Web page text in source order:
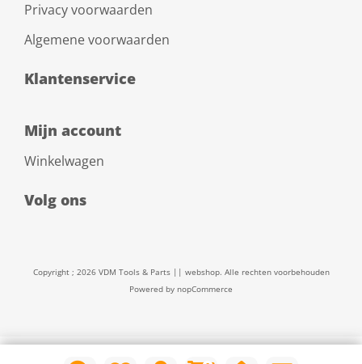
Privacy voorwaarden
Algemene voorwaarden
Klantenservice
Mijn account
Winkelwagen
Volg ons
Copyright ; 2026 VDM Tools & Parts || webshop. Alle rechten voorbehouden
Powered by nopCommerce